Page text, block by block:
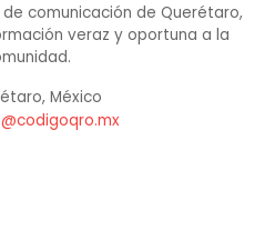
comunicación de Querétaro,
veraz y oportuna a la
México